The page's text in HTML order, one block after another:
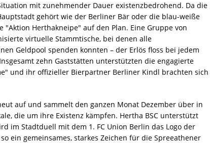
mit zunehmender Dauer existenzbedrohend. Da die
gehört wie der Berliner Bär oder die blau-weiße
"Aktion Herthakneipe" auf den Plan. Eine Gruppe von
virtuelle Stammtische, bei denen alle
Geldpool spenden konnten – der Erlös floss bei jedem
zehn Gaststätten unterstützten die engagierte
und ihr offizieller Bierpartner Berliner Kindl brachten sich
auf und sammelt den ganzen Monat Dezember über in
die um ihre Existenz kämpfen. Hertha BSC unterstützt
im Stadtduell mit dem 1. FC Union Berlin das Logo der
ein gemeinsames, starkes Zeichen für die Spreeathener